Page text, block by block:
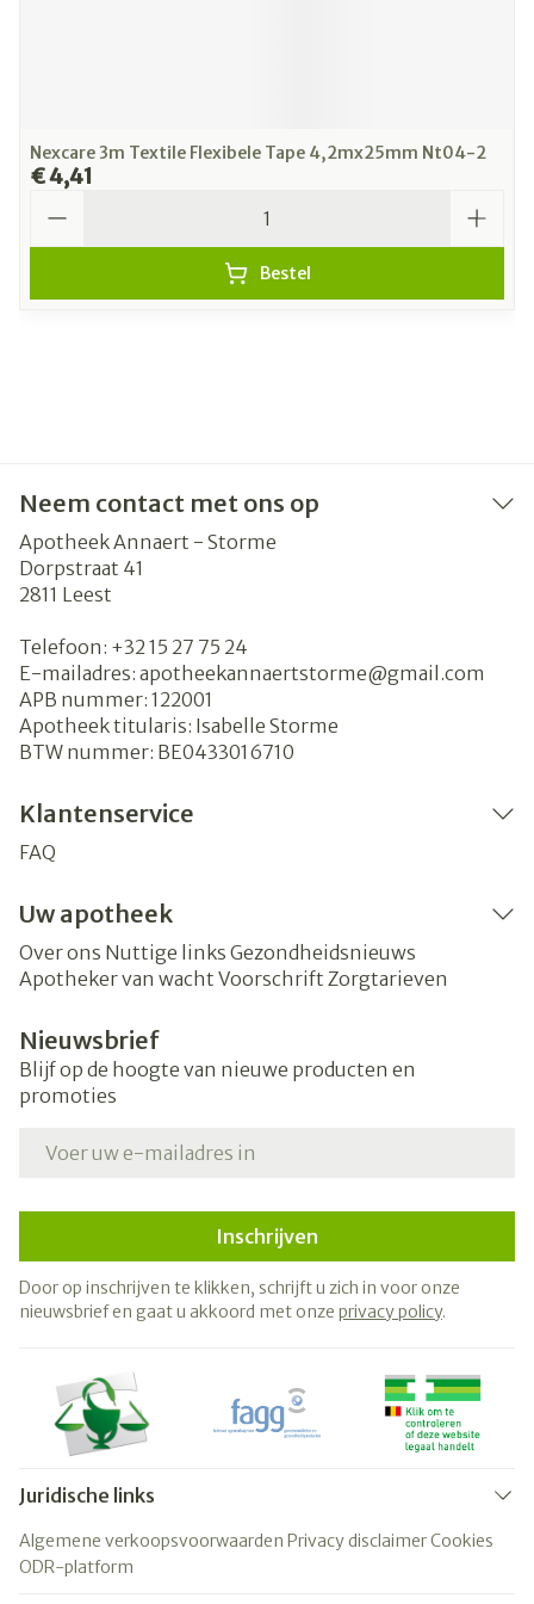
Nexcare 3m Textile Flexibele Tape 4,2mx25mm Nt04-2
€ 4,41
Bestel
Neem contact met ons op
Apotheek Annaert - Storme
Dorpstraat 41
2811 Leest
Telefoon: +32 15 27 75 24
E-mailadres: apotheekannaertstorme@gmail.com
APB nummer: 122001
Apotheek titularis: Isabelle Storme
BTW nummer: BE0433016710
Klantenservice
FAQ
Uw apotheek
Over ons Nuttige links Gezondheidsnieuws
Apotheker van wacht Voorschrift Zorgtarieven
Nieuwsbrief
Blijf op de hoogte van nieuwe producten en
promoties
Inschrijven
Door op inschrijven te klikken, schrijft u zich in voor onze
nieuwsbrief en gaat u akkoord met onze privacy policy.
Juridische links
Algemene verkoopsvoorwaarden Privacy disclaimerCookies
ODR-platform